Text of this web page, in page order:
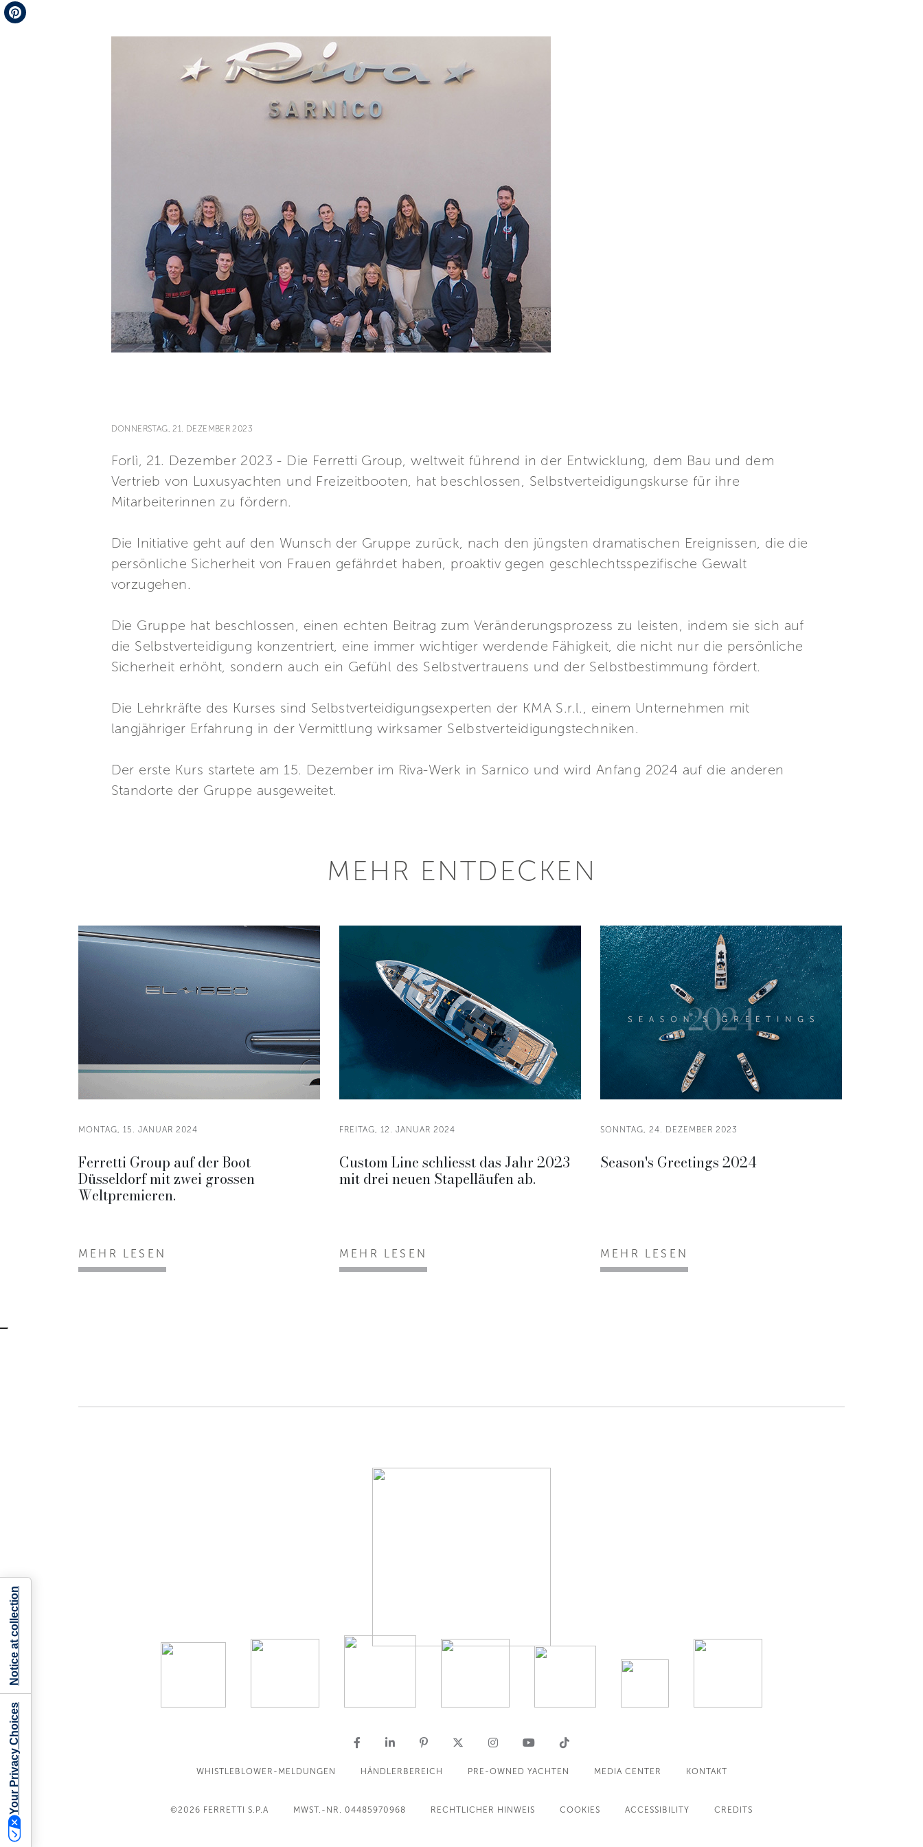
Telegram
DONNERSTAG, 21. DEZEMBER 2023
Forlì, 21. Dezember 2023 - Die Ferretti Group, weltweit führend in der Entwicklung, dem Bau und dem
Vertrieb von Luxusyachten und Freizeitbooten, hat beschlossen, Selbstverteidigungskurse für ihre
Mitarbeiterinnen zu fördern.
Die Initiative geht auf den Wunsch der Gruppe zurück, nach den jüngsten dramatischen Ereignissen, die die
persönliche Sicherheit von Frauen gefährdet haben, proaktiv gegen geschlechtsspezifische Gewalt
vorzugehen.
Die Gruppe hat beschlossen, einen echten Beitrag zum Veränderungsprozess zu leisten, indem sie sich auf
die Selbstverteidigung konzentriert, eine immer wichtiger werdende Fähigkeit, die nicht nur die persönliche
Sicherheit erhöht, sondern auch ein Gefühl des Selbstvertrauens und der Selbstbestimmung fördert.
Die Lehrkräfte des Kurses sind Selbstverteidigungsexperten der KMA S.r.l., einem Unternehmen mit
langjähriger Erfahrung in der Vermittlung wirksamer Selbstverteidigungstechniken.
Der erste Kurs startete am 15. Dezember im Riva-Werk in Sarnico und wird Anfang 2024 auf die anderen
Standorte der Gruppe ausgeweitet.
MEHR ENTDECKEN
MONTAG, 15. JANUAR 2024
Ferretti Group auf der Boot
Düsseldorf mit zwei grossen
Weltpremieren.
MEHR LESEN
FREITAG, 12. JANUAR 2024
Custom Line schliesst das Jahr 2023
mit drei neuen Stapelläufen ab.
MEHR LESEN
SONNTAG, 24. DEZEMBER 2023
Season's Greetings 2024
MEHR LESEN
WHISTLEBLOWER-MELDUNGEN HÄNDLERBEREICH PRE-OWNED YACHTEN MEDIA CENTER KONTAKT
©2026 FERRETTI S.P.A MWST.-NR. 04485970968 RECHTLICHER HINWEIS COOKIES ACCESSIBILITY CREDITS
Your Privacy Choices
Notice at collection